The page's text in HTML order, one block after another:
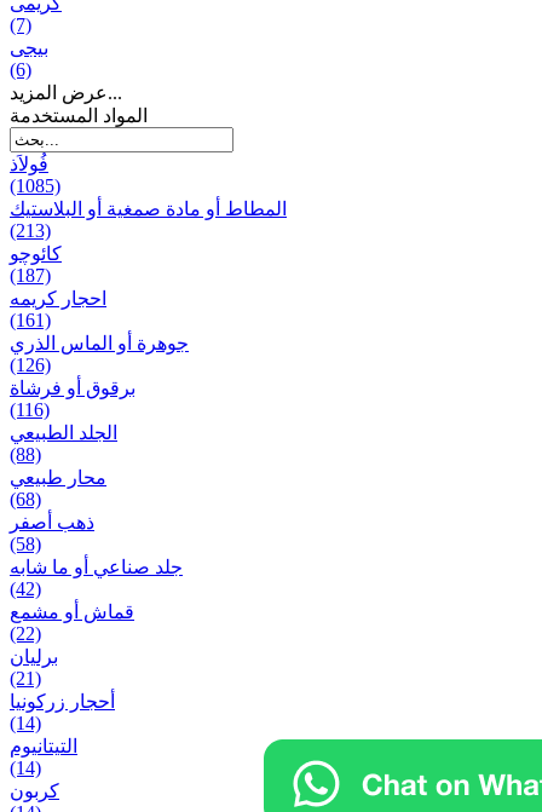
(7)
بيجی
(6)
عرض المزيد...
المواد المستخدمة
فُولاَذ
(1085)
المطاط أو مادة صمغية أو البلاستيك
(213)
کائوچو
(187)
احجار کریمه
(161)
جوهرة أو الماس الذري
(126)
برقوق أو فرشاة
(116)
الجلد الطبيعي
(88)
محار طبيعي
(68)
ذهب أصفر
(58)
جلد صناعي أو ما شابه
(42)
قماش أو مشمع
(22)
برلیان
(21)
أحجار زركونيا
(14)
التيتانيوم
(14)
كربون